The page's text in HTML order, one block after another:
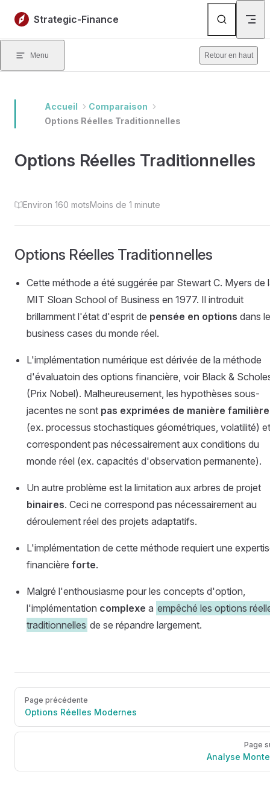
Skip to content
Strategic-Finance
Menu Retour en haut
Accueil
Comparaison
Options Réelles Traditionnelles
Options Réelles Traditionnelles
Environ 160 motsMoins de 1 minute
Options Réelles Traditionnelles
Cette méthode a été suggérée par Stewart C. Myers de
MIT Sloan School of Business en 1977. Il introduit
brillamment l'état d'esprit de pensée en options dans
business cases du monde réel.
L'implémentation numérique est dérivée de la méthode
d'évaluatoin des options financière, voir Black &
(Prix Nobel). Malheureusement, les hypothèses sous-
jacentes ne sont pas exprimées de manière familière
(ex. processus stochastiques géométriques, volatilité)
correspondent pas nécessairement aux conditions du
monde réel (ex. capacités d'observation permanente).
Un autre problème est la limitation aux arbres de projet
binaires. Ceci ne correspond pas nécessairement au
déroulement réel des projets adaptatifs.
L'implémentation de cette méthode requiert une
financière forte.
Malgré l'enthousiasme pour les concepts d'option,
l'implémentation complexe a empêché les options
traditionnelles de se répandre largement.
Page précédente
Options Réelles Modernes
Page
Analyse